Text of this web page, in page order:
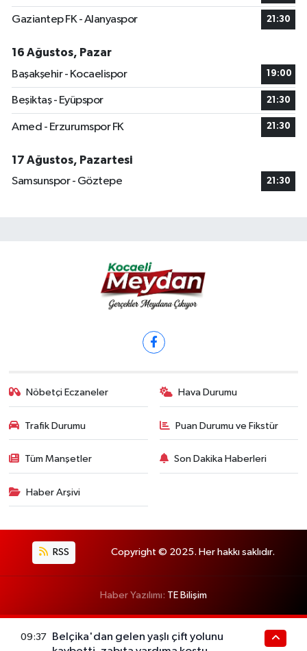
Gaziantep FK - Alanyaspor 21:30
16 Ağustos, Pazar
Başakşehir - Kocaelispor
19:00
Beşiktaş - Eyüpspor 21:30
Amed - Erzurumspor FK 21:30
17 Ağustos, Pazartesi
Samsunspor - Göztepe
21:30
Nöbetçi Eczaneler Hava Durumu
Trafik Durumu Puan Durumu ve Fikstür
Tüm Manşetler Son Dakika Haberleri
Haber Arşivi
RSS Copyright © 2025. Her hakkı saklıdır.
Haber Yazılımı: TE Bilişim
09:37
Belçika'dan gelen yaşlı çift yolunu